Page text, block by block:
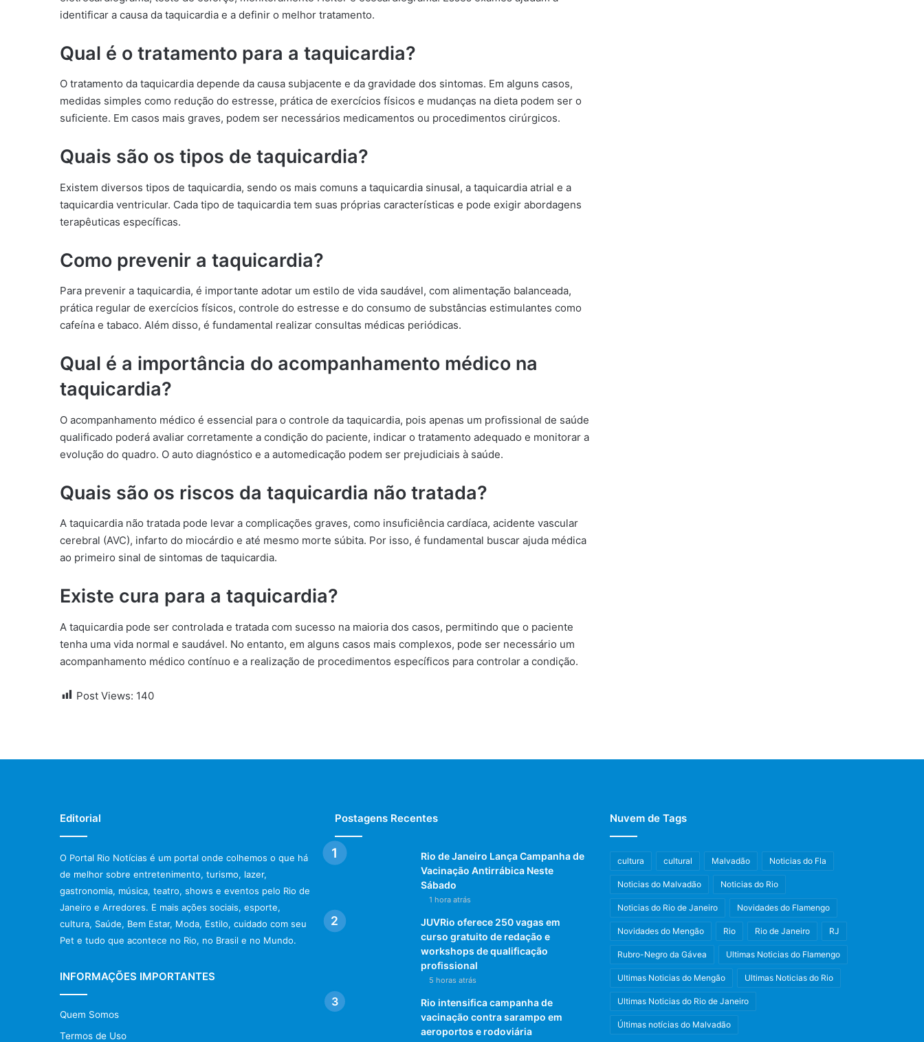
identificar a causa da taquicardia e a definir o melhor tratamento.
Qual é o tratamento para a taquicardia?
O tratamento da taquicardia depende da causa subjacente e da gravidade dos sintomas. Em alguns casos,
medidas simples como redução do estresse, prática de exercícios físicos e mudanças na dieta podem ser o
suficiente. Em casos mais graves, podem ser necessários medicamentos ou procedimentos cirúrgicos.
Quais são os tipos de taquicardia?
Existem diversos tipos de taquicardia, sendo os mais comuns a taquicardia sinusal, a taquicardia atrial e a
taquicardia ventricular. Cada tipo de taquicardia tem suas próprias características e pode exigir abordagens
terapêuticas específicas.
Como prevenir a taquicardia?
Para prevenir a taquicardia, é importante adotar um estilo de vida saudável, com alimentação balanceada,
prática regular de exercícios físicos, controle do estresse e do consumo de substâncias estimulantes como
cafeína e tabaco. Além disso, é fundamental realizar consultas médicas periódicas.
Qual é a importância do acompanhamento médico na
taquicardia?
O acompanhamento médico é essencial para o controle da taquicardia, pois apenas um profissional de saúde
qualificado poderá avaliar corretamente a condição do paciente, indicar o tratamento adequado e monitorar a
evolução do quadro. O auto diagnóstico e a automedicação podem ser prejudiciais à saúde.
Quais são os riscos da taquicardia não tratada?
A taquicardia não tratada pode levar a complicações graves, como insuficiência cardíaca, acidente vascular
cerebral (AVC), infarto do miocárdio e até mesmo morte súbita. Por isso, é fundamental buscar ajuda médica
ao primeiro sinal de sintomas de taquicardia.
Existe cura para a taquicardia?
A taquicardia pode ser controlada e tratada com sucesso na maioria dos casos, permitindo que o paciente
tenha uma vida normal e saudável. No entanto, em alguns casos mais complexos, pode ser necessário um
acompanhamento médico contínuo e a realização de procedimentos específicos para controlar a condição.
Post Views: 140
Editorial
O Portal Rio Notícias é um portal onde colhemos o que há
de melhor sobre entretenimento, turismo, lazer,
gastronomia, música, teatro, shows e eventos pelo Rio de
Janeiro e Arredores. E mais ações sociais, esporte,
cultura, Saúde, Bem Estar, Moda, Estilo, cuidado com seu
Pet e tudo que acontece no Rio, no Brasil e no Mundo.
INFORMAÇÕES IMPORTANTES
Quem Somos
Termos de Uso
Postagens Recentes
Rio de Janeiro Lança Campanha de
Vacinação Antirrábica Neste
Sábado
1 hora atrás
JUVRio oferece 250 vagas em
curso gratuito de redação e
workshops de qualificação
profissional
5 horas atrás
Rio intensifica campanha de
vacinação contra sarampo em
aeroportos e rodoviária
Nuvem de Tags
cultura cultural Malvadão Noticias do Fla
Noticias do Malvadão Noticias do Rio
Noticias do Rio de Janeiro Novidades do Flamengo
Novidades do Mengão Rio Rio de Janeiro RJ
Rubro-Negro da Gávea Ultimas Noticias do Flamengo
Ultimas Noticias do Mengão Ultimas Noticias do Rio
Ultimas Noticias do Rio de Janeiro
Últimas notícias do Malvadão